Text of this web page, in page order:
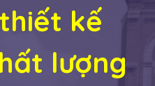
kế
lượng